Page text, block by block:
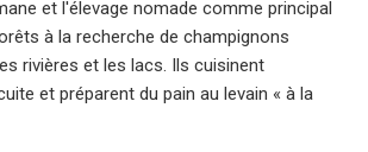
et l'élevage nomade comme principal
à la recherche de champignons
rivières et les lacs. Ils cuisinent
et préparent du pain au levain « à la